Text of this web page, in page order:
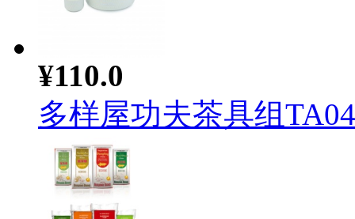
¥110.0
多样屋功夫茶具组